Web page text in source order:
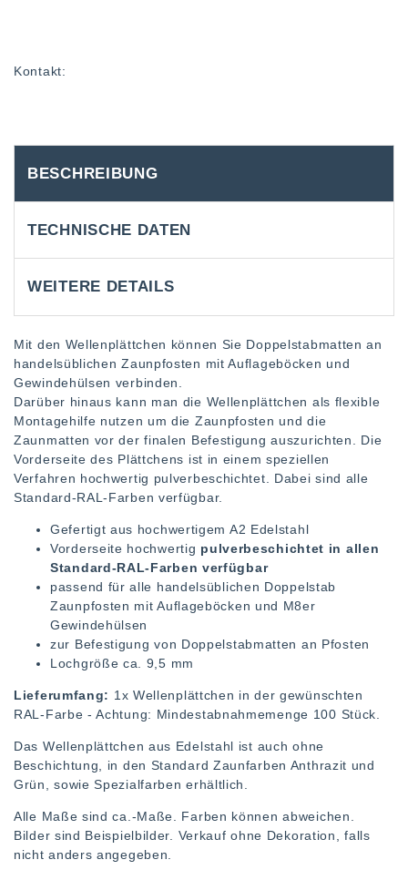
Kontakt:
BESCHREIBUNG
TECHNISCHE DATEN
WEITERE DETAILS
Mit den Wellenplättchen können Sie Doppelstabmatten an
handelsüblichen Zaunpfosten mit Auflageböcken und
Gewindehülsen verbinden.
Darüber hinaus kann man die Wellenplättchen als flexible
Montagehilfe nutzen um die Zaunpfosten und die
Zaunmatten vor der finalen Befestigung auszurichten. Die
Vorderseite des Plättchens ist in einem speziellen
Verfahren hochwertig pulverbeschichtet. Dabei sind alle
Standard-RAL-Farben verfügbar.
Gefertigt aus hochwertigem A2 Edelstahl
Vorderseite hochwertig pulverbeschichtet in allen
Standard-RAL-Farben verfügbar
passend für alle handelsüblichen Doppelstab
Zaunpfosten mit Auflageböcken und M8er
Gewindehülsen
zur Befestigung von Doppelstabmatten an Pfosten
Lochgröße ca. 9,5 mm
Lieferumfang: 1x Wellenplättchen in der gewünschten
RAL-Farbe - Achtung: Mindestabnahmemenge 100 Stück.
Das Wellenplättchen aus Edelstahl ist auch ohne
Beschichtung, in den Standard Zaunfarben Anthrazit und
Grün, sowie Spezialfarben erhältlich.
Alle Maße sind ca.-Maße. Farben können abweichen.
Bilder sind Beispielbilder. Verkauf ohne Dekoration, falls
nicht anders angegeben.